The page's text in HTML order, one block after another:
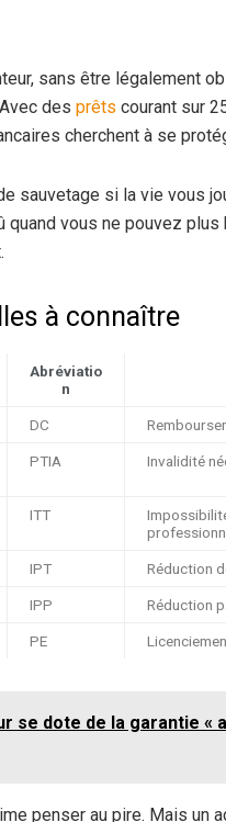
sans être légalement
des prêts courant sur
cherchent à se
sauvetage si la vie vous
vous ne pouvez
à connaître
Abréviatio
n
DC
PTIA Invalidité
ITT
IPT Réduction
IPP Réduction
PE
se dote de la garantie «
penser au pire. Mais un